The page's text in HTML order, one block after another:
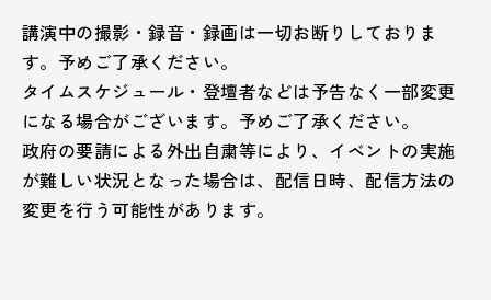
講演中の撮影・録音・録画は一切お断りしておりま
す。予めご了承ください。
タイムスケジュール・登壇者などは予告なく一部変更
になる場合がございます。予めご了承ください。
政府の要請による外出自粛等により、イベントの実施
が難しい状況となった場合は、配信日時、配信方法の
変更を行う可能性があります。